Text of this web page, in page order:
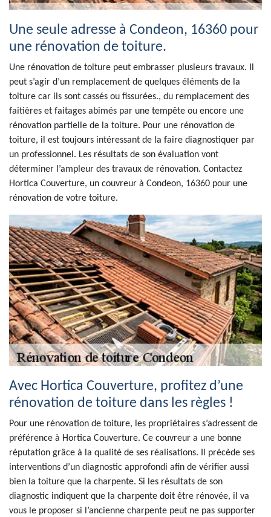
Une seule adresse à Condeon, 16360 pour
une rénovation de toiture.
Une rénovation de toiture peut embrasser plusieurs travaux. Il
peut s’agir d’un remplacement de quelques éléments de la
toiture car ils sont cassés ou fissurées., du remplacement des
faitières et faitages abimés par une tempête ou encore une
rénovation partielle de la toiture. Pour une rénovation de
toiture, il est toujours intéressant de la faire diagnostiquer par
un professionnel. Les résultats de son évaluation vont
déterminer l’ampleur des travaux de rénovation. Contactez
Hortica Couverture, un couvreur à Condeon, 16360 pour une
rénovation de votre toiture.
Avec Hortica Couverture, profitez d’une
rénovation de toiture dans les règles !
Pour une rénovation de toiture, les propriétaires s’adressent de
préférence à Hortica Couverture. Ce couvreur a une bonne
réputation grâce à la qualité de ses réalisations. Il précède ses
interventions d’un diagnostic approfondi afin de vérifier aussi
bien la toiture que la charpente. Si les résultats de son
diagnostic indiquent que la charpente doit être rénovée, il va
vous le proposer si l’ancienne charpente peut ne pas supporter